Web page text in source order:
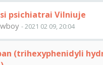
psichiatrai Vilniuje
- 2021 02 09, 20:04
(trihexyphenidyli